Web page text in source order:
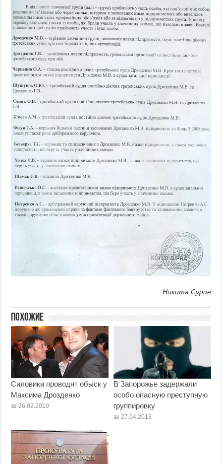
Никита Сурин
Похожие
Силовики проводят обыск у
Максима Дрозденко
26.02.2010
В Запорожье задержали
особо опасную преступную
группировку
27.04.2013